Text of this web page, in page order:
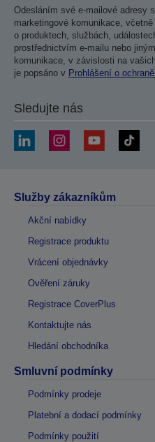
Odesláním své e-mailové adresy
marketingové komunikace,
o produktech, službách,
prostřednictvím e-mailu nebo
komunikace, v závislosti na
je popsáno v Prohlášení o
Sledujte nás
Služby zákazníkům
Akční nabídky
Registrace produktu
Vrácení objednávky
Ověření záruky
Registrace CoverPlus
Kontaktujte nás
Hledání obchodníka
Smluvní podmínky
Podmínky prodeje
Platební a dodací podmínky
Podmínky použití